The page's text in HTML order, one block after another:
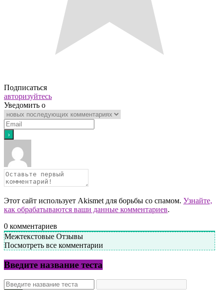
Подписаться
авторизуйтесь
Уведомить о
Этот сайт использует Akismet для борьбы со спамом. Узнайте,
как обрабатываются ваши данные комментариев.
0 комментариев
Межтекстовые Отзывы
Посмотреть все комментарии
Введите название теста